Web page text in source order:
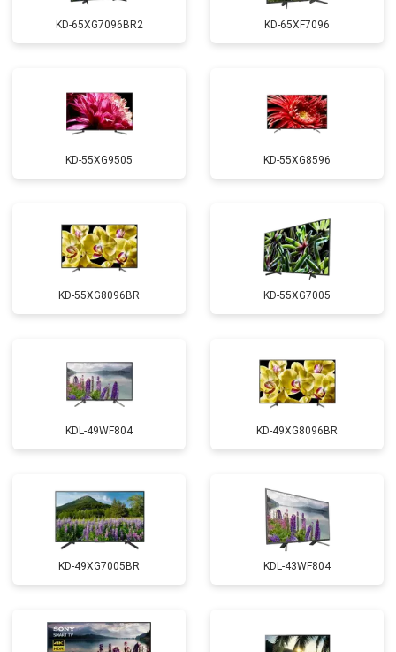
KD-65XG7096BR2 KD-65XF7096
KD-55XG9505 KD-55XG8596
KD-55XG8096BR KD-55XG7005
KDL-49WF804 KD-49XG8096BR
KD-49XG7005BR KDL-43WF804